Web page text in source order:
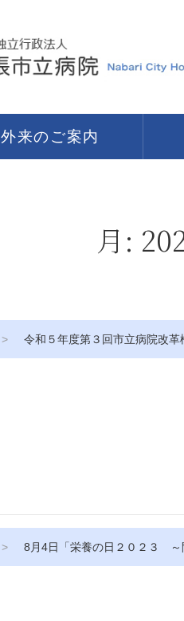
外来のご案内
月:
令和５年度第３回市立病院改革
8月4日「栄養の日２０２３ ～